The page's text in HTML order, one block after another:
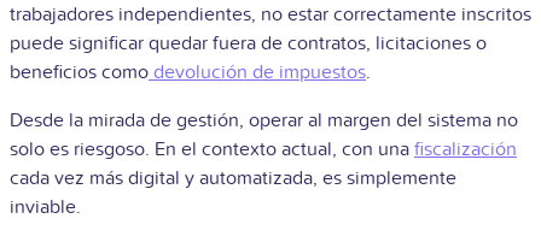
trabajadores independientes, no estar correctamente inscritos
puede significar quedar fuera de contratos, licitaciones o
beneficios como devolución de impuestos.
Desde la mirada de gestión, operar al margen del sistema no
solo es riesgoso. En el contexto actual, con una fiscalización
cada vez más digital y automatizada, es simplemente
inviable.